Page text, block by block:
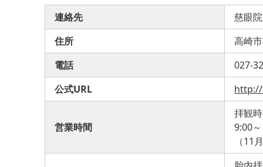
連絡先
慈眼院
住所
高崎
電話
027-
公式URL
営業時間
拝観
9:00
（11